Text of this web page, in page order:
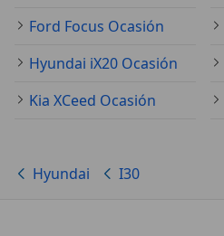
Ford Focus Ocasión
Hyundai iX20 Ocasión
Kia XCeed Ocasión
Hyundai I30